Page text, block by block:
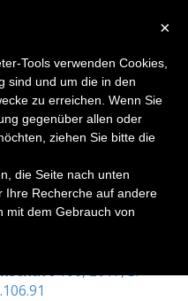
Home
Laws of
106, 2017, S.
×
Tools verwenden Cookies,
sind und um die in den
zu erreichen. Wenn Sie
gegenüber allen oder
ziehen Sie bitte die
die Seite nach unten
Ihre Recherche auf andere
mit dem Gebrauch von